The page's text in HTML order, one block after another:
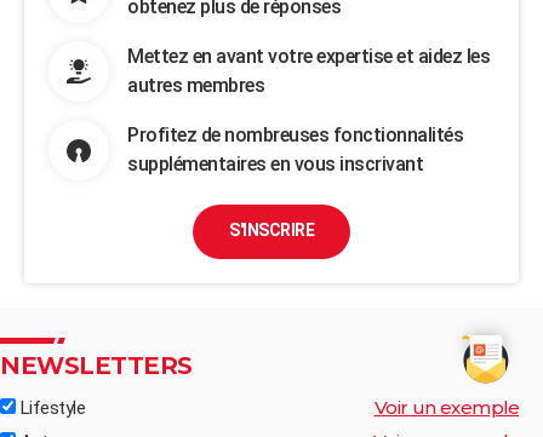
obtenez plus de réponses
Mettez en avant votre expertise et aidez les
autres membres
Profitez de nombreuses fonctionnalités
supplémentaires en vous inscrivant
S'INSCRIRE
NEWSLETTERS
Lifestyle Voir un exemple